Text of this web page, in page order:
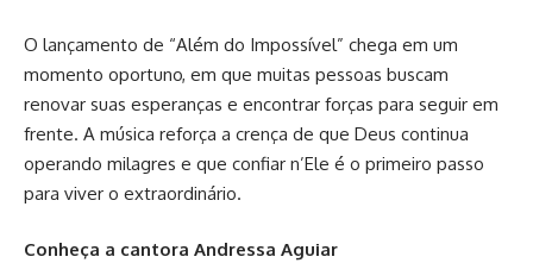
O lançamento de “Além do Impossível” chega em um
momento oportuno, em que muitas pessoas buscam
renovar suas esperanças e encontrar forças para seguir em
frente. A música reforça a crença de que Deus continua
operando milagres e que confiar n’Ele é o primeiro passo
para viver o extraordinário.
Conheça a cantora Andressa Aguiar